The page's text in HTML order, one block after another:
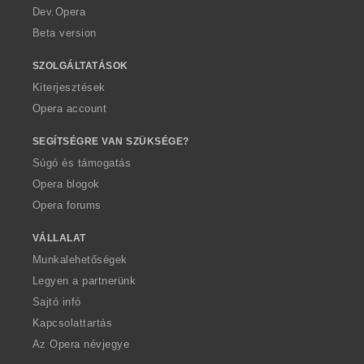
a
Dev.Opera
Beta version
SZOLGÁLTATÁSOK
Kiterjesztések
Opera account
SEGÍTSÉGRE VAN SZÜKSÉGE?
Súgó és támogatás
Opera blogok
Opera forums
VÁLLALAT
Munkalehetőségek
Legyen a partnerünk
Sajtó infó
Kapcsolattartás
Az Opera névjegye